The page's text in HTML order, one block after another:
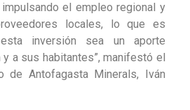
el empleo regional y
locales, lo que es
inversión sea un aporte
a sus habitantes”, manifestó el
de Antofagasta Minerals, Iván